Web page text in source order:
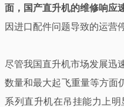
面，国产直升机的维修响应
因进口配件问题导致的运营
尽管我国直升机市场发展迅
数量和最大起飞重量等方面
系列直升机在吊挂能力上